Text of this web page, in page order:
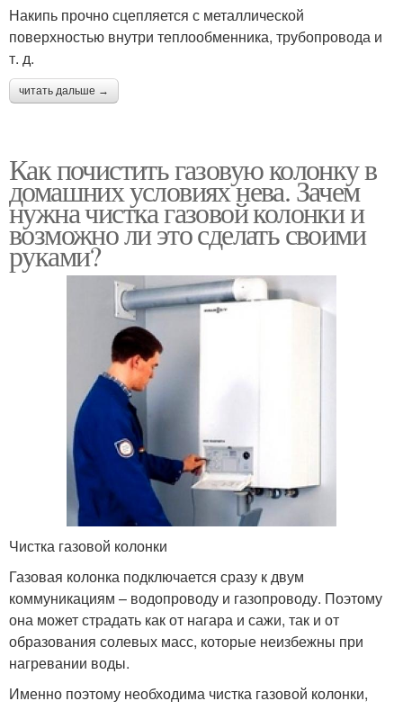
Накипь прочно сцепляется с металлической
поверхностью внутри теплообменника, трубопровода и
т. д.
читать дальше →
Как почистить газовую колонку в
домашних условиях нева. Зачем
нужна чистка газовой колонки и
возможно ли это сделать своими
руками?
Чистка газовой колонки
Газовая колонка подключается сразу к двум
коммуникациям – водопроводу и газопроводу. Поэтому
она может страдать как от нагара и сажи, так и от
образования солевых масс, которые неизбежны при
нагревании воды.
Именно поэтому необходима чистка газовой колонки,